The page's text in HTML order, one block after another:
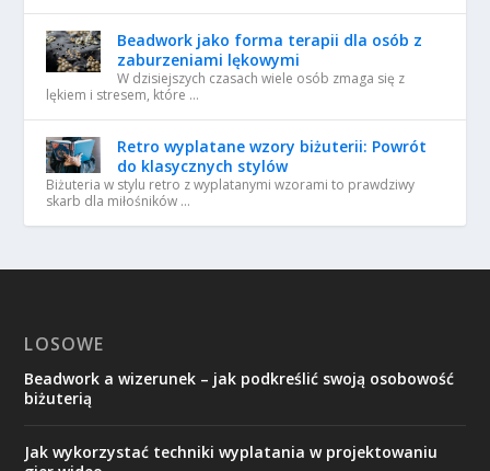
Beadwork jako forma terapii dla osób z
zaburzeniami lękowymi
W dzisiejszych czasach wiele osób zmaga się z
lękiem i stresem, które …
Retro wyplatane wzory biżuterii: Powrót
do klasycznych stylów
Biżuteria w stylu retro z wyplatanymi wzorami to prawdziwy
skarb dla miłośników …
LOSOWE
Beadwork a wizerunek – jak podkreślić swoją osobowość
biżuterią
Jak wykorzystać techniki wyplatania w projektowaniu